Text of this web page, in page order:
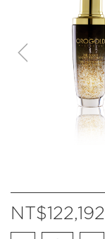
NT$122,192